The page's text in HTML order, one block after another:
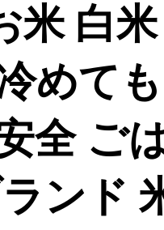
米 白米
めても
全 ご
ンド